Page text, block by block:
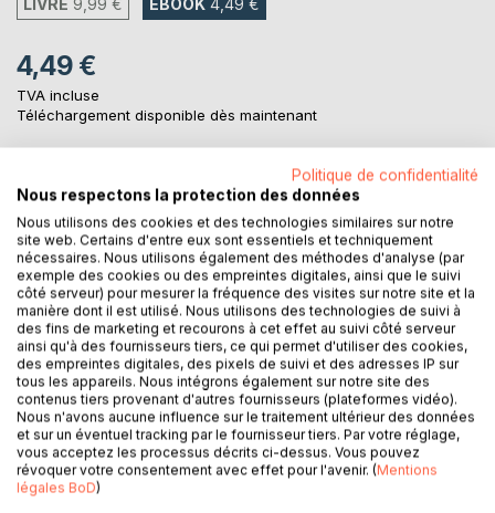
LIVRE 9,99 € EBOOK 4,49 €
4,49 €
TVA incluse
Téléchargement disponible dès maintenant
AJOUTER AU PANIER
Ajouter à ma liste d'envies
Laisser un avis
DESCRIPTION
Politique de confidentialité
Nous respectons la protection des données
Nous utilisons des cookies et des technologies similaires sur notre
site web. Certains d'entre eux sont essentiels et techniquement
nécessaires. Nous utilisons également des méthodes d'analyse (par
exemple des cookies ou des empreintes digitales, ainsi que le suivi
côté serveur) pour mesurer la fréquence des visites sur notre site et la
manière dont il est utilisé. Nous utilisons des technologies de suivi à
des fins de marketing et recourons à cet effet au suivi côté serveur
ainsi qu'à des fournisseurs tiers, ce qui permet d'utiliser des cookies,
des empreintes digitales, des pixels de suivi et des adresses IP sur
tous les appareils. Nous intégrons également sur notre site des
contenus tiers provenant d'autres fournisseurs (plateformes vidéo).
Nous n'avons aucune influence sur le traitement ultérieur des données
et sur un éventuel tracking par le fournisseur tiers. Par votre réglage,
vous acceptez les processus décrits ci-dessus. Vous pouvez
révoquer votre consentement avec effet pour l'avenir. (Mentions
légales BoD)